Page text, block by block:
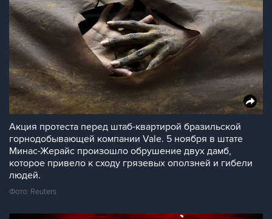
Акция протеста перед штаб-квартирой бразильской
горнодобывающей компании Vale. 5 ноября в штате
Минас-Жерайс произошло обрушение двух дамб,
которое привело к сходу грязевых оползней и гибели
людей.
Фото: Reuters